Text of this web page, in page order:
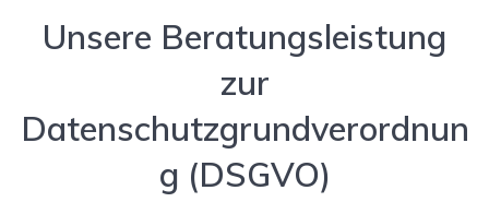
Unsere Beratungsleistung
zur
Datenschutzgrundverordnun
g (DSGVO)